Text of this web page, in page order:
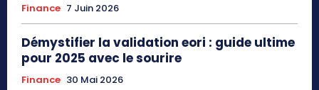
Finance 7 Juin 2026
Démystifier la validation eori : guide ultime
pour 2025 avec le sourire
Finance 30 Mai 2026